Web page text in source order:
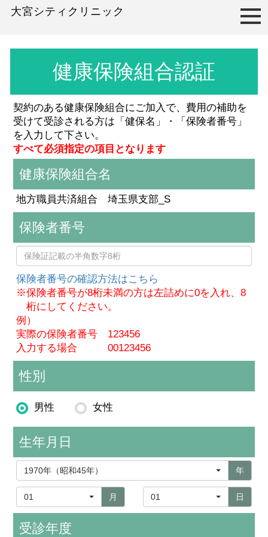
大宮シティクリニック
健康保険組合認証
契約のある健康保険組合にご加入で、費用の補助を
受けて受診される方は「健保名」・「保険者番号」
を入力して下さい。
すべて必須指定の項目となります
健康保険組合名
地方職員共済組合 埼玉県支部_S
保険者番号
保険者番号の確認方法はこちら
※保険者番号が8桁未満の方は左詰めに0を入れ、8
桁にしてください。
例）
実際の保険者番号 123456
入力する場合 00123456
性別
男性 女性
生年月日
1970年（昭和45年） 年
01 月 01 日
受診年度